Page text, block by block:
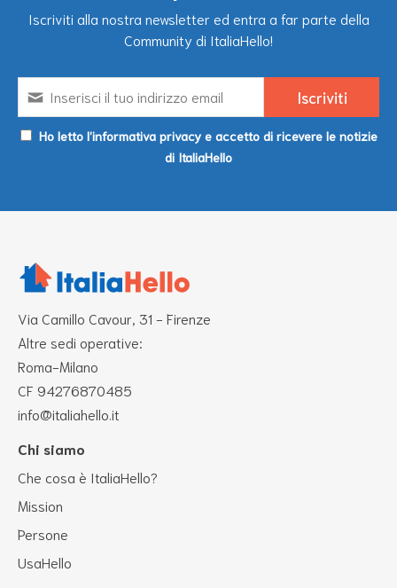
Iscriviti alla nostra newsletter ed entra a far parte della
Community di ItaliaHello!
Ho letto l’informativa privacy e accetto di ricevere le notizie
di ItaliaHello
Via Camillo Cavour, 31 - Firenze
Altre sedi operative:
Roma-Milano
CF 94276870485
info@italiahello.it
Chi siamo
Che cosa è ItaliaHello?
Mission
Persone
UsaHello